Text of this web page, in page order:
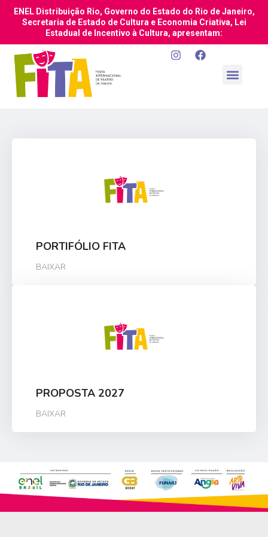
ENEL Distribuição Rio, Governo do Estado do Rio de Janeiro,
Secretaria de Estado de Cultura e Economia Criativa, Lei
Estadual de Incentivo à Cultura, apresentam:
PORTIFÓLIO FITA
BAIXAR
PROPOSTA 2027
BAIXAR